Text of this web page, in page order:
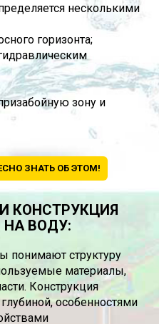
несколькими
горизонта;
зону и
ЗНАТЬ ОБ ЭТОМ!
КОНСТРУКЦИЯ
ВОДУ:
понимают структуру
материалы,
Конструкция
особенностями